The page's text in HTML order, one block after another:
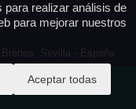
realizar análisis de
para mejorar nuestros
Aceptar todas
472